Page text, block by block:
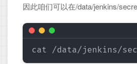
因此咱们可以在/data/jenkins/